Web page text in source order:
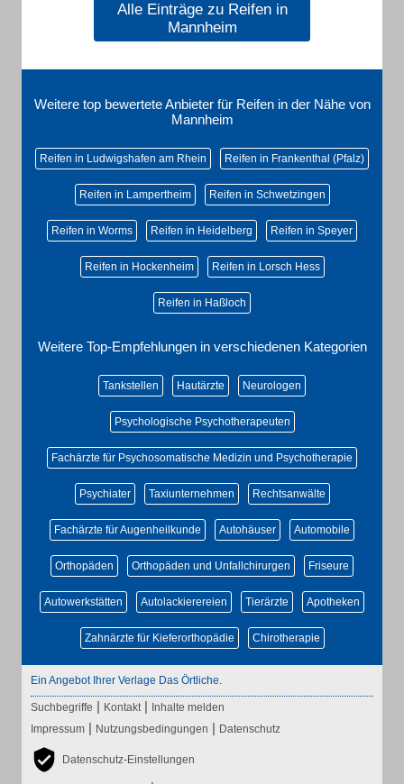
Alle Einträge zu Reifen in
Mannheim
Weitere top bewertete Anbieter für Reifen in der Nähe von
Mannheim
Reifen in Ludwigshafen am Rhein Reifen in Frankenthal (Pfalz)
Reifen in Lampertheim Reifen in Schwetzingen
Reifen in Worms Reifen in Heidelberg Reifen in Speyer
Reifen in Hockenheim Reifen in Lorsch Hess
Reifen in Haßloch
Weitere Top-Empfehlungen in verschiedenen Kategorien
Tankstellen Hautärzte Neurologen
Psychologische Psychotherapeuten
Fachärzte für Psychosomatische Medizin und Psychotherapie
Psychiater Taxiunternehmen Rechtsanwälte
Fachärzte für Augenheilkunde Autohäuser Automobile
Orthopäden Orthopäden und Unfallchirurgen Friseure
Autowerkstätten Autolackierereien Tierärzte Apotheken
Zahnärzte für Kieferorthopädie Chirotherapie
Ein Angebot Ihrer Verlage Das Örtliche.
Suchbegriffe | Kontakt | Inhalte melden
Impressum | Nutzungsbedingungen | Datenschutz
Datenschutz-Einstellungen